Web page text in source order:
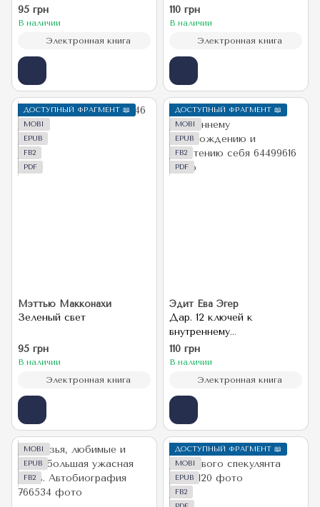
Прометея
95 грн
В наличии
Электронная книга
ставший самым
высокооплачиваемым
актером Голливуда
110 грн
В наличии
Электронная книга
ДОСТУПНЫЙ ФРАГМЕНТ 📖
MOBI
EPUB
FB2
PDF
Мэттью Макконахи
Зеленый свет
95 грн
В наличии
Электронная книга
ДОСТУПНЫЙ ФРАГМЕНТ 📖
MOBI
EPUB
FB2
PDF
Эдит Ева Эгер
Дар. 12 ключей к
внутреннему
освобождению и
обретению себя
110 грн
В наличии
Электронная книга
MOBI
EPUB
FB2
ДОСТУПНЫЙ ФРАГМЕНТ 📖
MOBI
EPUB
FB2